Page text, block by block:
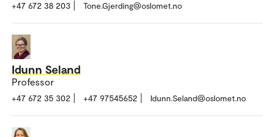
+47 672 38 203 Tone.Gjerding@oslomet.no
Idunn Seland
Professor
+47 672 35 302 +47 97545652 Idunn.Seland@oslomet.no